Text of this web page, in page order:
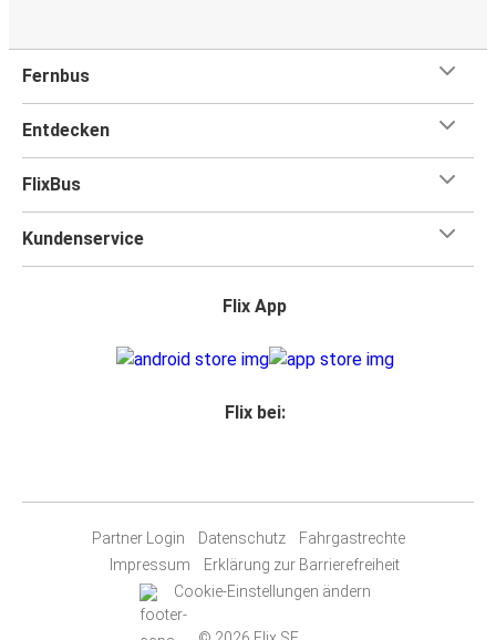
Fernbus
Entdecken
FlixBus
Kundenservice
Flix App
Flix bei:
Partner Login Datenschutz
Fahrgastrechte
Impressum
Erklärung zur Barrierefreiheit
Cookie-Einstellungen ändern